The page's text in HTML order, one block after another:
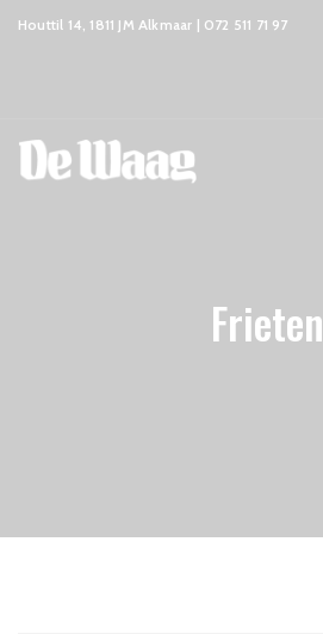
Houttil 14, 1811 JM Alkmaar | 072 511 71 97
Frieten